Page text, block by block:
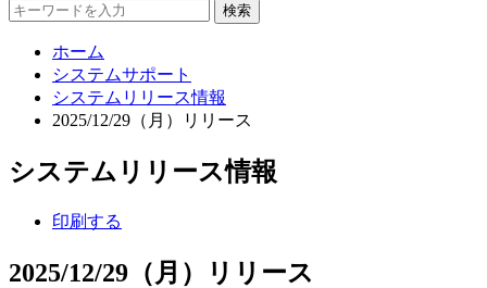
検索
ホーム
システムサポート
システムリリース情報
2025/12/29（月）リリース
システムリリース情報
印刷する
2025/12/29（月）リリース